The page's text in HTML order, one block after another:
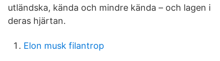
utländska, kända och mindre kända – och lagen i
deras hjärtan.
Elon musk filantrop